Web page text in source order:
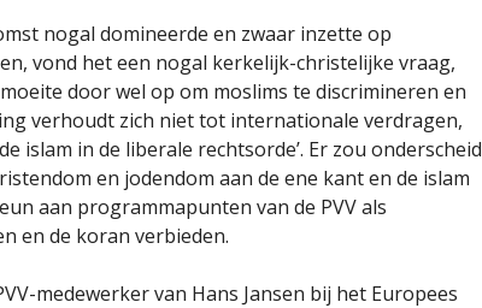
nogal domineerde en zwaar inzette op
vond het een nogal kerkelijk-christelijke vraag,
door wel op om moslims te discrimineren en
verhoudt zich niet tot internationale verdragen,
islam in de liberale rechtsorde’. Er zou onderscheid
en jodendom aan de ene kant en de islam
aan programmapunten van de PVV als
en de koran verbieden.
medewerker van Hans Jansen bij het Europees